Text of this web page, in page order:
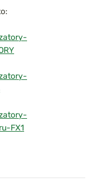
FX1